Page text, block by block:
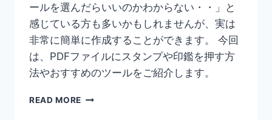
ールを選んだらいいのかわからない・・」と
感じている方も多いかもしれませんが、実は
非常に簡単に作成することができます。 今回
は、PDFファイルにスタンプや印鑑を押す方
法やおすすめのツールをご紹介します。
READ MORE 【PDF